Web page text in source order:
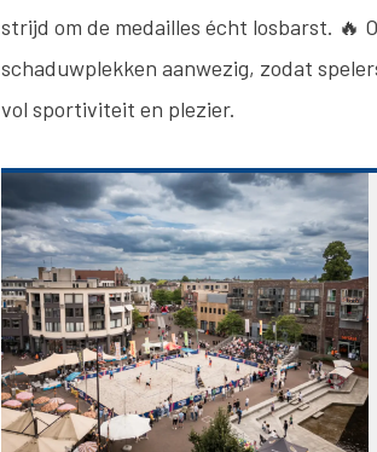
strijd om de medailles écht losbarst. 🔥
schaduwplekken aanwezig, zodat
vol sportiviteit en plezier.